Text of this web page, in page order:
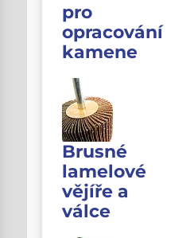
pro
opracování
kamene
Brusné
lamelové
vějíře a
válce